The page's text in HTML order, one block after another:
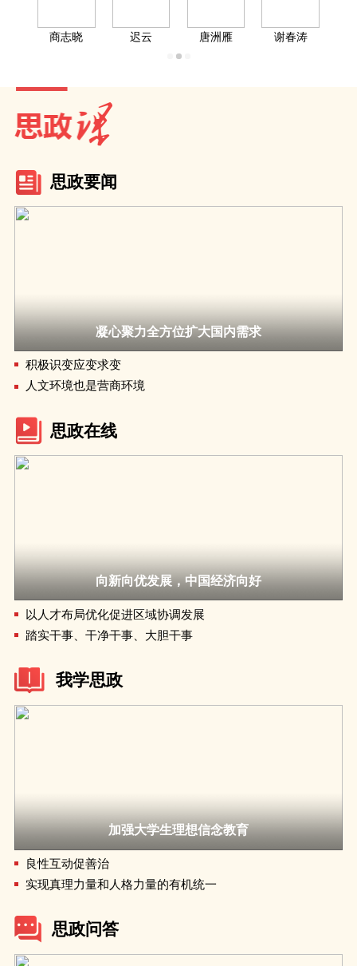
商志晓 迟云 唐洲雁 谢春涛
思政要闻
凝心聚力全方位扩大国内需求
积极识变应变求变
人文环境也是营商环境
思政在线
向新向优发展，中国经济向好
以人才布局优化促进区域协调发展
踏实干事、干净干事、大胆干事
我学思政
加强大学生理想信念教育
良性互动促善治
实现真理力量和人格力量的有机统一
思政问答